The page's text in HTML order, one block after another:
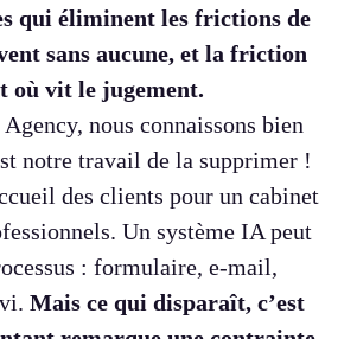
qui éliminent les frictions de
sans aucune, et la friction
où vit le jugement.
nous connaissons bien
notre travail de la supprimer !
des clients pour un cabinet
Un système IA peut
: formulaire, e-mail,
Mais ce qui disparaît, c’est